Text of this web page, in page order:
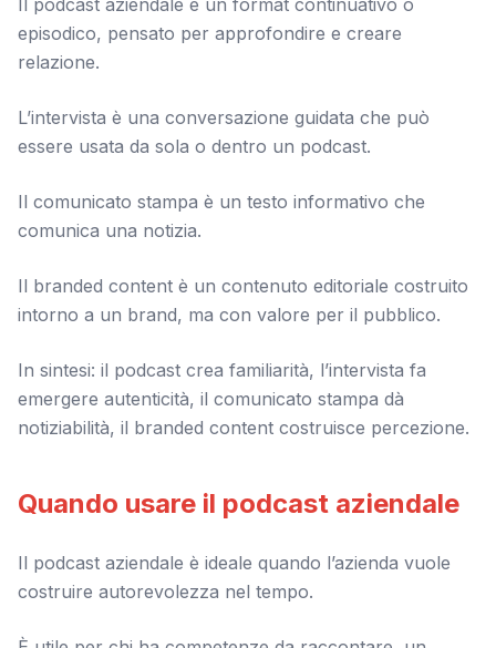
Il podcast aziendale è un format continuativo o
episodico, pensato per approfondire e creare
relazione.
L’intervista è una conversazione guidata che può
essere usata da sola o dentro un podcast.
Il comunicato stampa è un testo informativo che
comunica una notizia.
Il branded content è un contenuto editoriale costruito
intorno a un brand, ma con valore per il pubblico.
In sintesi: il podcast crea familiarità, l’intervista fa
emergere autenticità, il comunicato stampa dà
notiziabilità, il branded content costruisce percezione.
Quando usare il podcast aziendale
Il podcast aziendale è ideale quando l’azienda vuole
costruire autorevolezza nel tempo.